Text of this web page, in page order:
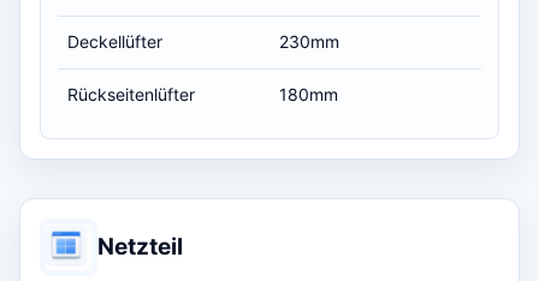
Deckellüfter 230mm
Rückseitenlüfter 180mm
Netzteil